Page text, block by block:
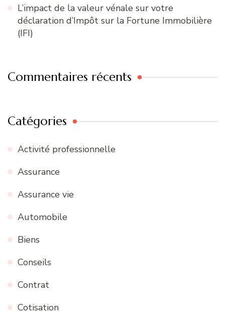
L’impact de la valeur vénale sur votre
déclaration d’Impôt sur la Fortune Immobilière
(IFI)
Commentaires récents
Catégories
Activité professionnelle
Assurance
Assurance vie
Automobile
Biens
Conseils
Contrat
Cotisation